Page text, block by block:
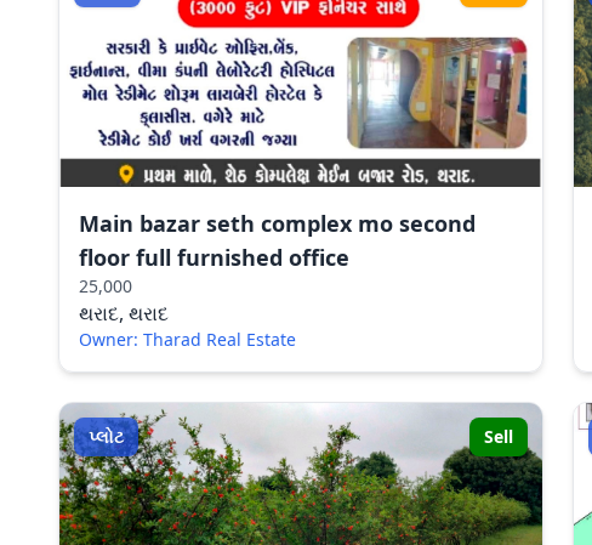
Main bazar seth complex mo second
floor full furnished office
25,000
થરાદ, થરાદ
Owner: Tharad Real Estate
પ્લોટ Sell